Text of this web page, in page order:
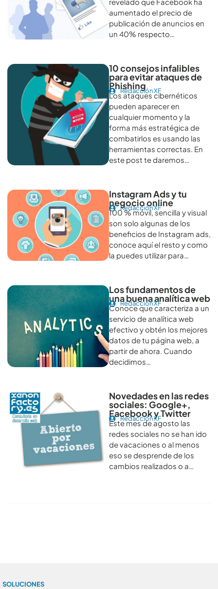
revelado que Facebook ha
aumentado el precio de
publicación de anuncios en
un 40% respecto…
10 consejos infalibles
para evitar ataques de
Phishing
Redacción XF
Los ataques cibernéticos
pueden aparecer en
cualquier momento y la
forma más estratégica de
combatirlos es usando las
herramientas correctas. En
este post te daremos…
Instagram Ads y tu
negocio online
Redacción XF
100 % móvil, sencilla y visual
son solo algunas de los
beneficios de Instagram ads,
conoce aquí el resto y como
la puedes utilizar para…
Los fundamentos de
una buena analítica web
Redacción XF
Conoce que caracteriza a un
servicio de analítica web
efectivo y obtén los mejores
datos de tu página web, a
partir de ahora. Cuando
decidimos…
Novedades en las redes
sociales: Google+,
Facebook y Twitter
Redacción XF
Este mes de agosto las
redes sociales no se han ido
de vacaciones o al menos
eso se desprende de los
cambios realizados o a…
SOLUCIONES